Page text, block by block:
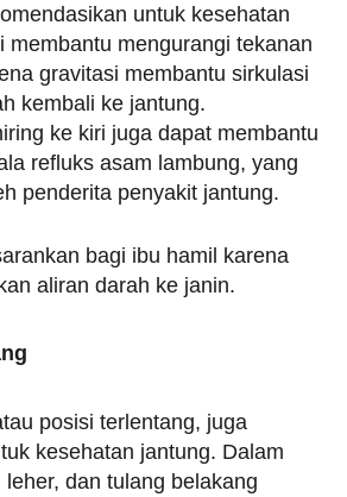
untuk kesehatan
membantu mengurangi tekanan
gravitasi membantu sirkulasi
kembali ke jantung.
ke kiri juga dapat membantu
refluks asam lambung, yang
penderita penyakit jantung.
bagi ibu hamil karena
aliran darah ke janin.
posisi terlentang, juga
kesehatan jantung. Dalam
dan tulang belakang